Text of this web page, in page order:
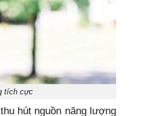
tích cực
hút nguồn năng lượng